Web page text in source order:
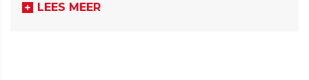
LEES MEER